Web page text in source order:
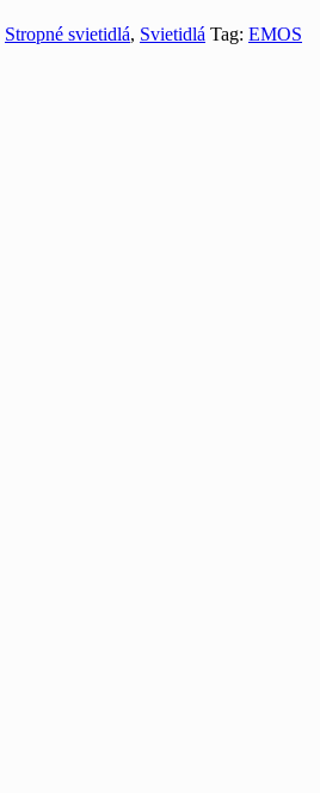
Stropné svietidlá, Svietidlá Tag: EMOS